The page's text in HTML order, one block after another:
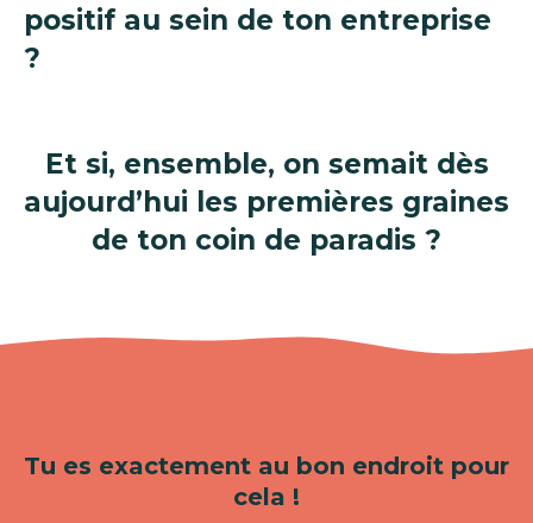
positif au sein de ton entreprise
?
Et si, ensemble, on semait dès
aujourd’hui les premières graines
de ton coin de paradis ?
Tu es exactement au bon endroit pour
cela !